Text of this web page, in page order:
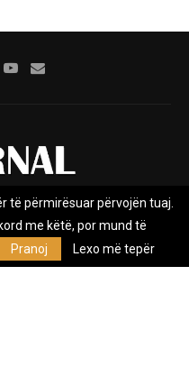
Marketing
Kontakt
pavarur, e themeluar në vitin
të përmirësuar përvojën tuaj.
me këtë, por mund të
Pranoj Lexo më tepër